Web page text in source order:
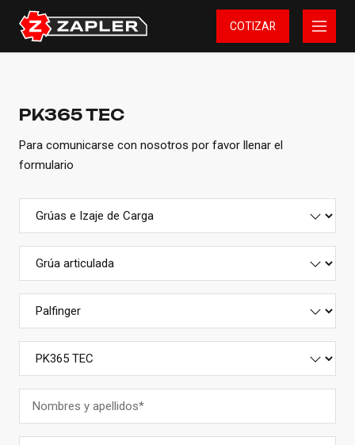
COTIZAR
PK365 TEC
Para comunicarse con nosotros por favor llenar el
formulario